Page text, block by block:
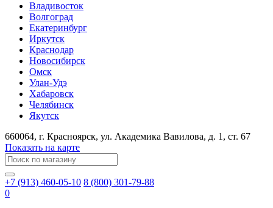
Владивосток
Волгоград
Екатеринбург
Иркутск
Краснодар
Новосибирск
Омск
Улан-Удэ
Хабаровск
Челябинск
Якутск
660064, г. Красноярск, ул. Академика Вавилова, д. 1, ст. 67
Показать на карте
+7 (913) 460-05-10 8 (800) 301-79-88
0